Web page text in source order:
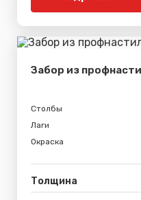
Забор из
Столбы
Лаги
Окраска
Толщина